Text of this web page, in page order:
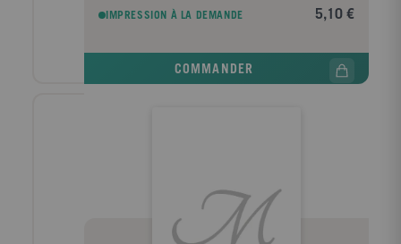
claire et accessible, a été confiée à un spécialiste
universitaire. Cette fiche de lecture répond à une
Edgar Allan Poe, la présentation de l'oeuvre, le
IMPRESSION À LA DEMANDE 5,10 €
COMMANDER